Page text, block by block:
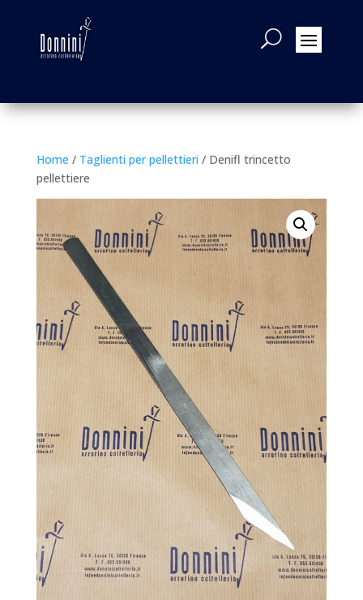
Home / Taglienti per pellettieri / Denifl trincetto
pellettiere